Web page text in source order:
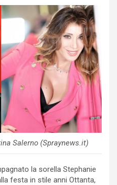
Salerno (Spraynews.it)
la sorella Stephanie
festa in stile anni Ottanta,